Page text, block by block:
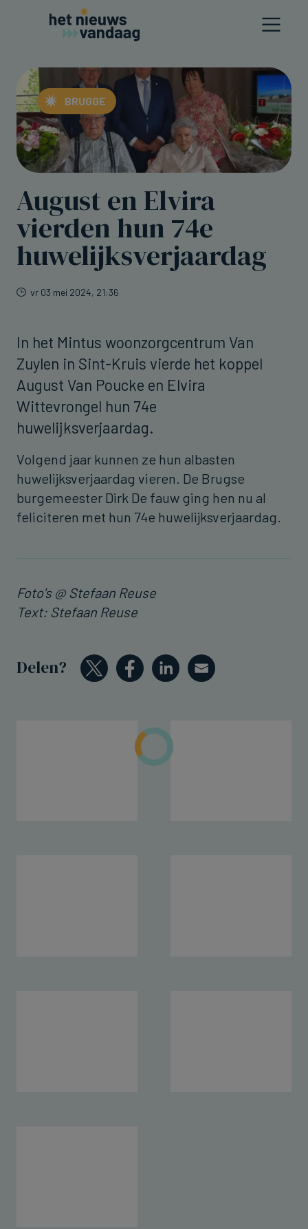
BRUGGE
August en Elvira
vierden hun 74e
huwelijksverjaardag
vr 03 mei 2024, 21:36
In het Mintus woonzorgcentrum Van
Zuylen in Sint-Kruis vierde het koppel
August Van Poucke en Elvira
Wittevrongel hun 74e
huwelijksverjaardag.
Volgend jaar kunnen ze hun albasten
huwelijksverjaardag vieren. De Brugse
burgemeester Dirk De fauw ging hen nu al
feliciteren met hun 74e huwelijksverjaardag.
Foto's @ Stefaan Reuse
Text: Stefaan Reuse
Delen?